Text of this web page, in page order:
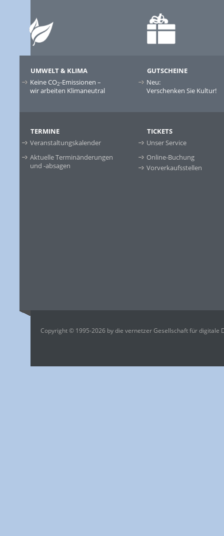
UMWELT & KLIMA
Keine CO2-Emissionen –
wir arbeiten Klimaneutral
GUTSCHEINE
Neu:
Verschenken Sie Kultur!
TERMINE
Veranstaltungskalender
Aktuelle Terminänderungen
und -absagen
TICKETS
Unser Service
Online-Buchung
Vorverkaufsstellen
Copyright © 1995-2026 by die vernetzer Gesellschaft für digitale